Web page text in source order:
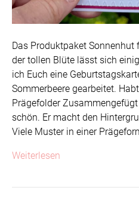
Das Produktpaket
der tollen Blüte lässt sich
ich Euch eine
Sommerbeere gearbeitet.
Prägefolder
schön. Er macht den
Viele Muster in einer
Weiterlesen